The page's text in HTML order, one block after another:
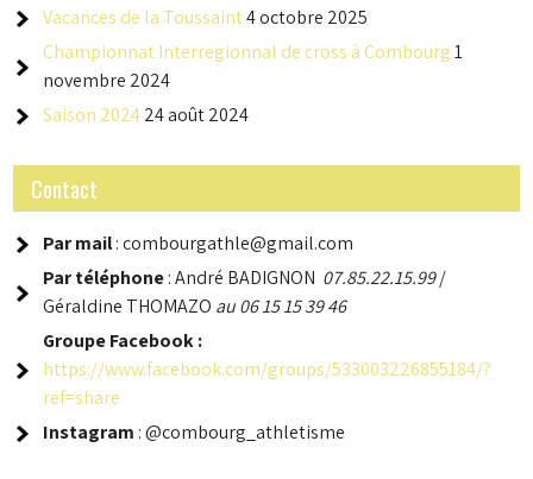
Vacances de la Toussaint4 octobre 2025
Championnat Interregionnal de cross à Combourg 1
novembre 2024
Saison 202424 août 2024
Contact
Par mail: combourgathle@gmail.com
Par téléphone: André BADIGNON 07.85.22.15.99/
Géraldine THOMAZO au 06 15 15 39 46
GroupeFacebook :
https://www.facebook.com/groups/533003226855184/?
ref=share
Instagram : @combourg_athletisme